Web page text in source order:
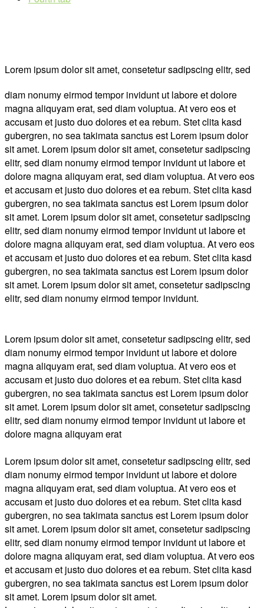
Lorem ipsum dolor sit amet, consetetur sadipscing elitr, sed
diam nonumy eirmod tempor invidunt ut labore et dolore
magna aliquyam erat, sed diam voluptua. At vero eos et
accusam et justo duo dolores et ea rebum. Stet clita kasd
gubergren, no sea takimata sanctus est Lorem ipsum dolor
sit amet. Lorem ipsum dolor sit amet, consetetur sadipscing
elitr, sed diam nonumy eirmod tempor invidunt ut labore et
dolore magna aliquyam erat, sed diam voluptua. At vero eos
et accusam et justo duo dolores et ea rebum. Stet clita kasd
gubergren, no sea takimata sanctus est Lorem ipsum dolor
sit amet. Lorem ipsum dolor sit amet, consetetur sadipscing
elitr, sed diam nonumy eirmod tempor invidunt ut labore et
dolore magna aliquyam erat, sed diam voluptua. At vero eos
et accusam et justo duo dolores et ea rebum. Stet clita kasd
gubergren, no sea takimata sanctus est Lorem ipsum dolor
sit amet. Lorem ipsum dolor sit amet, consetetur sadipscing
elitr, sed diam nonumy eirmod tempor invidunt.
Lorem ipsum dolor sit amet, consetetur sadipscing elitr, sed
diam nonumy eirmod tempor invidunt ut labore et dolore
magna aliquyam erat, sed diam voluptua. At vero eos et
accusam et justo duo dolores et ea rebum. Stet clita kasd
gubergren, no sea takimata sanctus est Lorem ipsum dolor
sit amet. Lorem ipsum dolor sit amet, consetetur sadipscing
elitr, sed diam nonumy eirmod tempor invidunt ut labore et
dolore magna aliquyam erat
Lorem ipsum dolor sit amet, consetetur sadipscing elitr, sed
diam nonumy eirmod tempor invidunt ut labore et dolore
magna aliquyam erat, sed diam voluptua. At vero eos et
accusam et justo duo dolores et ea rebum. Stet clita kasd
gubergren, no sea takimata sanctus est Lorem ipsum dolor
sit amet. Lorem ipsum dolor sit amet, consetetur sadipscing
elitr, sed diam nonumy eirmod tempor invidunt ut labore et
dolore magna aliquyam erat, sed diam voluptua. At vero eos
et accusam et justo duo dolores et ea rebum. Stet clita kasd
gubergren, no sea takimata sanctus est Lorem ipsum dolor
sit amet. Lorem ipsum dolor sit amet.